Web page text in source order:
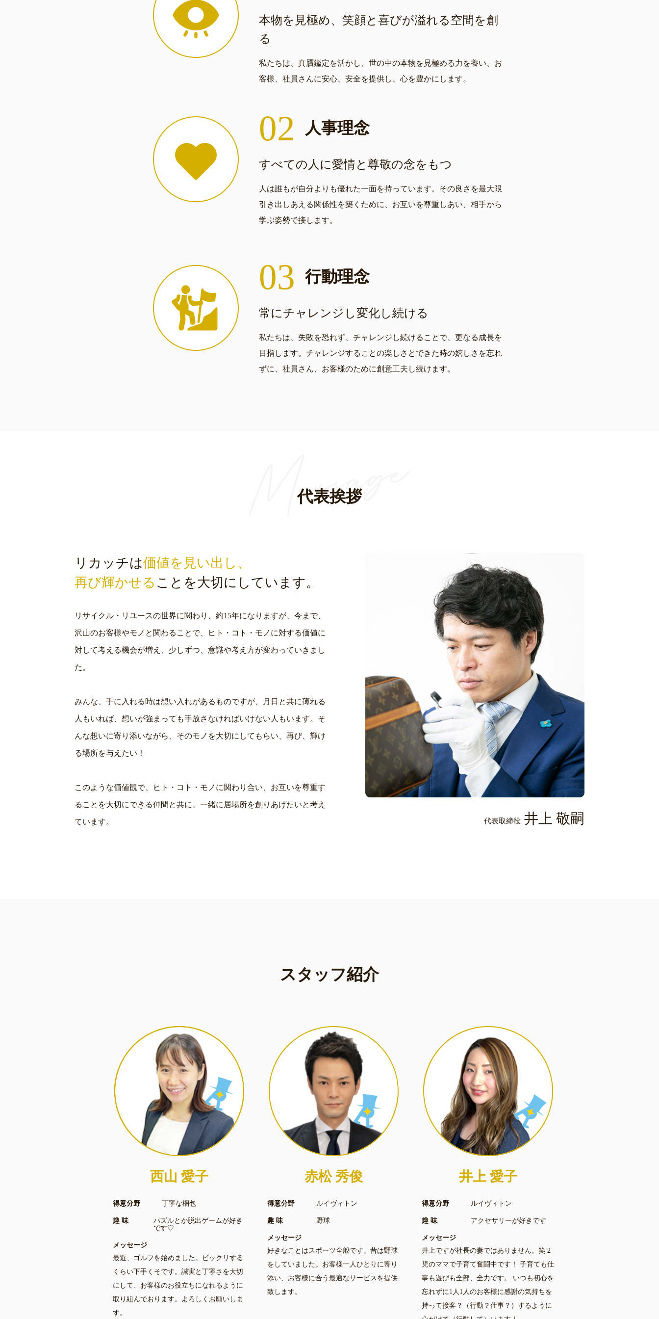
本物を見極め、笑顔と 喜びが溢れる空間を創
る
私たちは、真贋鑑定を活かし、世の中の本物を見極める力を養い、お
客様、社員さんに安心、安全を提供し、心を豊かにします。
02 人事理念
すべての人に愛情と 尊敬の念をもつ
人は誰もが自分よりも優れた一面を持っています。その良さを最大限
引き出しあえる関係性を築くために、お互いを尊重しあい、相手から
学ぶ姿勢で接します。
03 行動理念
常にチャレンジし変化し続ける
私たちは、失敗を恐れず、チャレンジし続けることで、更なる成長を
目指します。チャレンジすることの楽しさとできた時の嬉しさを忘れ
ずに、社員さん、お客様のために創意工夫し続けます。
代表挨拶
リカッチは価値を見い出し、
再び輝かせる ことを大切にしています。
リサイクル・リユースの世界に関わり、約15年になりますが、今まで、
沢山のお客様やモノと関わることで、ヒト・コト・モノに対する価値に
対して考える機会が増え、少しずつ、意識や考え方が変わっていきまし
た。
みんな、手に入れる時は想い入れがあるものですが、月日と共に薄れる
人もいれば、想いが強まっても手放さなければいけない人もいます。そ
んな想いに寄り添いながら、そのモノを大切にしてもらい、再び、輝け
る場所を与えたい！
このような価値観で、ヒト・コト・モノに関わり合い、お互いを尊重す
ることを大切にできる仲間と共に、一緒に居場所を創りあげたいと考え
ています。 代表取締役井上 敬嗣
スタッフ紹介
西山 愛子
得意分野 丁寧な梱包
趣 味
パズルとか脱出ゲームが好き
です♡
メッセージ
最近、ゴルフを始めました。ビックリする
くらい下手くそです。誠実と丁寧さを大切
にして、お客様のお役立ちになれるように
取り組んでおります。よろしくお願いしま
す。
赤松 秀俊
得意分野 ルイヴィトン
趣 味 野球
メッセージ
好きなことはスポーツ全般です。昔は野球
をしていました。お客様一人ひとりに寄り
添い、お客様に合う最適なサービスを提供
致します。
井上 愛子
得意分野 ルイヴィトン
趣 味 アクセサリーが好きです
メッセージ
井上ですが社長の妻ではありません。笑 2
児のママで子育て奮闘中です！ 子育ても仕
事も遊びも全部、全力です。 いつも初心を
忘れずに1人1人のお客様に感謝の気持ちを
持って接客？（行動？仕事？）するように